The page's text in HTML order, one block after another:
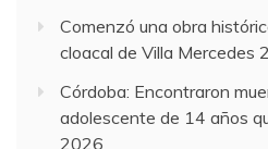
Comenzó una obra
cloacal de Villa Mercedes
Córdoba: Encontraron
adolescente de 14 años
2026